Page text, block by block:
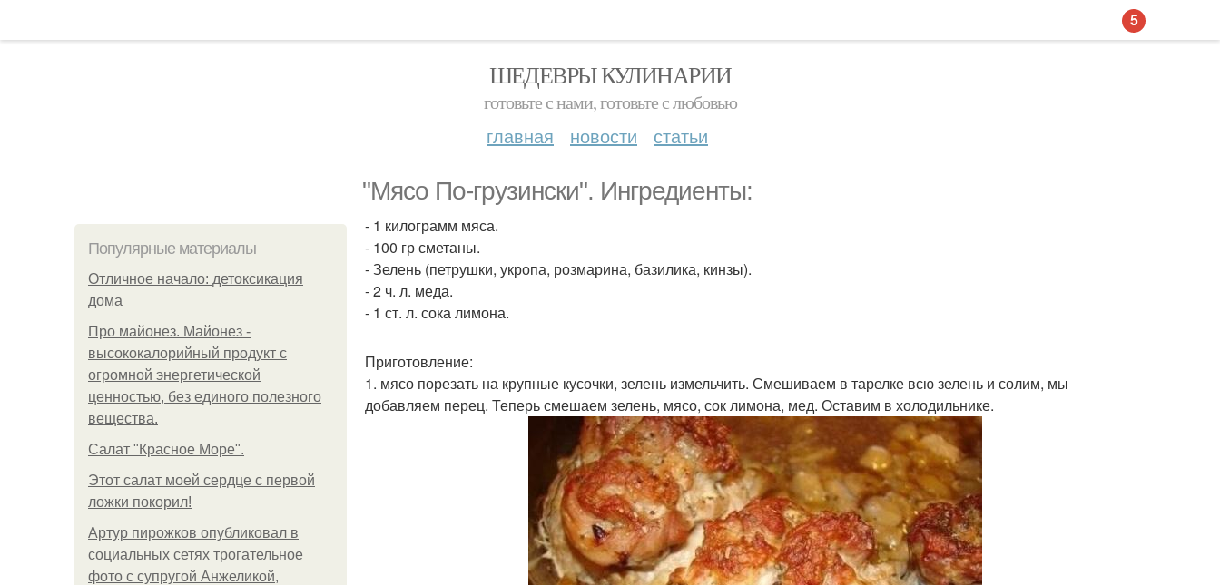
ШЕДЕВРЫ КУЛИНАРИИ
готовьте с нами, готовьте с любовью
главная новости статьи
"Мясо По-грузински". Ингредиенты:
Популярные материалы
Отличное начало: детоксикация
дома
Про майонез. Майонез -
высококалорийный продукт с
огромной энергетической
ценностью, без единого полезного
вещества.
Салат "Красное Море".
Этот салат моей сердце с первой
ложки покорил!
Артур пирожков опубликовал в
социальных сетях трогательное
фото с супругой Анжеликой,
- 1 килограмм мяса.
- 100 гр сметаны.
- Зелень (петрушки, укропа, розмарина, базилика, кинзы).
- 2 ч. л. меда.
- 1 ст. л. сока лимона.
Приготовление:
1. мясо порезать на крупные кусочки, зелень измельчить. Смешиваем в тарелке всю зелень и солим, мы
добавляем перец. Теперь смешаем зелень, мясо, сок лимона, мед. Оставим в холодильнике.
5